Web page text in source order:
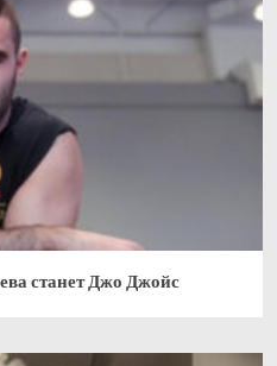
станет Джо Джойс